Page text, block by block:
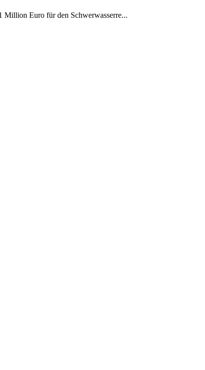
Million Euro für den Schwerwasserre...